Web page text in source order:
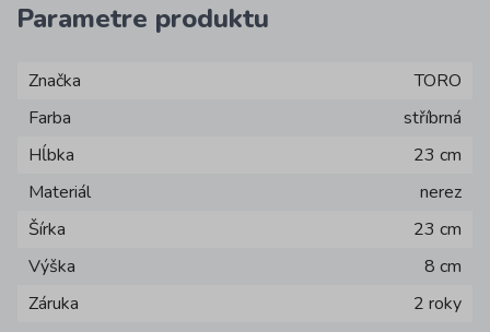
Parametre produktu
Značka
TORO
Farba
stříbrná
Hĺbka
23 cm
Materiál
nerez
Šírka
23 cm
Výška
8 cm
Záruka
2 roky